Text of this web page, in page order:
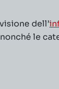
dell’
le